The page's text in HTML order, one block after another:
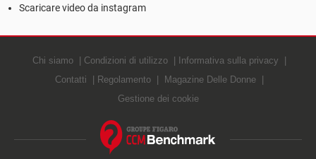
Scaricare video da instagram
Chi siamo Condizioni di utilizzo
Informativa sulla privacy
Contatti
Regolamento
Magazine Delle Donne
Gestione dei cookie